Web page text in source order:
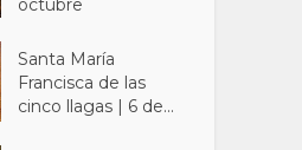
octubre
Santa María
Francisca de las
cinco llagas | 6 de...